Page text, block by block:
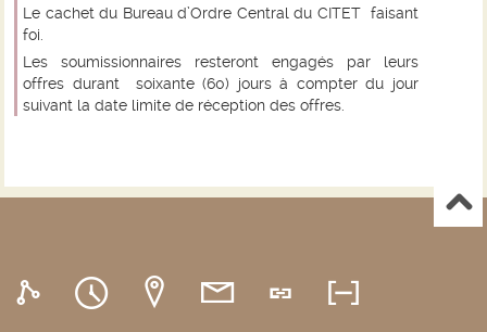
Le cachet du Bureau d’Ordre Central du CITET faisant
foi.
Les soumissionnaires resteront engagés par leurs
offres durant soixante (60) jours à compter du jour
suivant la date limite de réception des offres.